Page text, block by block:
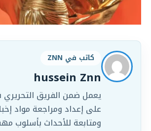
كاتب في ZNN
hussein Znn
على إعداد ومراجعة مواد
ومتابعة للأحداث بأسلوب